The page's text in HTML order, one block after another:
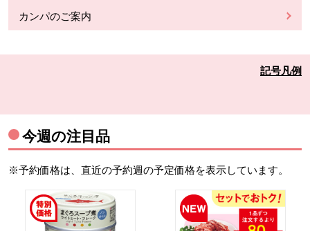
カンパのご案内
記号凡例
今週の注目品
※予約価格は、直近の予約週の予定価格を表示しています。